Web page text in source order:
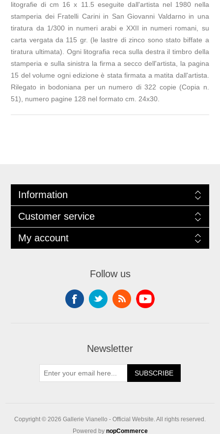
litografie di cm 16 x 11.5 eseguite dall'artista nel 1980 nella
stamperia dei Fratelli Carini in San Giovanni Valdarno in una
tiratura da 1/300 in numeri arabi e XXII in numeri romani, su
carta vergata da 115 gr. (le lastre di zinco sono stato biffate a
tiratura ultimata). Ogni litografia reca sulla destra il timbro della
stamperia e sulla sinistra la firma a secco dell'artista, la pagina
15 del volume ogni edizione è stata firmata a matita dall'artista.
Rilegato in bodoniana per un numero di 322 copie (Copia n.
51), numero pagine 128 nel formato cm. 24x30.
Information
Customer service
My account
Follow us
Newsletter
SUBSCRIBE
Copyright © 2026 Gallerie Vianello - Official Website. All rights reserved.
Powered by nopCommerce